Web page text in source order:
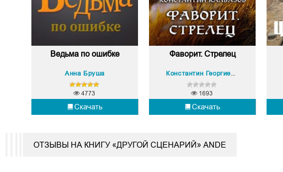
Ведьма по ошибке
Анна Бруша
Скачать
4773
Фаворит. Стрелец
Константин Георгиевич Калбазов
Скачать
1693
ОТЗЫВЫ НА КНИГУ «ДРУГОЙ СЦЕНАРИЙ» ANDE